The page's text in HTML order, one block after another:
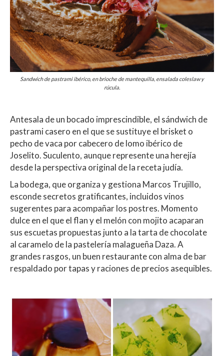
Sandwich de pastrami ibérico, en brioche de mantequilla, ensalada coleslaw y
rúcula.
Antesala de un bocado imprescindible, el sándwich de
pastrami casero en el que se sustituye el brisket o
pecho de vaca por cabecero de lomo ibérico de
Joselito. Suculento, aunque represente una herejía
desde la perspectiva original de la receta judía.
La bodega, que organiza y gestiona Marcos Trujillo,
esconde secretos gratificantes, incluidos vinos
sugerentes para acompañar los postres. Momento
dulce en el que el flan y el melón con mojito acaparan
sus escuetas propuestas junto a la tarta de chocolate
al caramelo de la pastelería malagueña Daza. A
grandes rasgos, un buen restaurante con alma de bar
respaldado por tapas y raciones de precios asequibles.